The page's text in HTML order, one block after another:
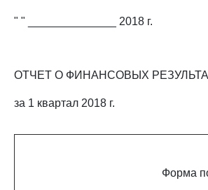
" " ______________ 2018 г.
ОТЧЕТ О ФИНАНСОВЫХ
за 1 квартал 2018 г.
Форма